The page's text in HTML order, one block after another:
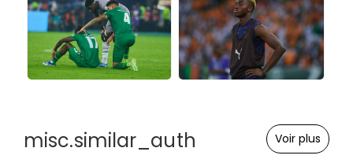
misc.similar_auth Voir plus